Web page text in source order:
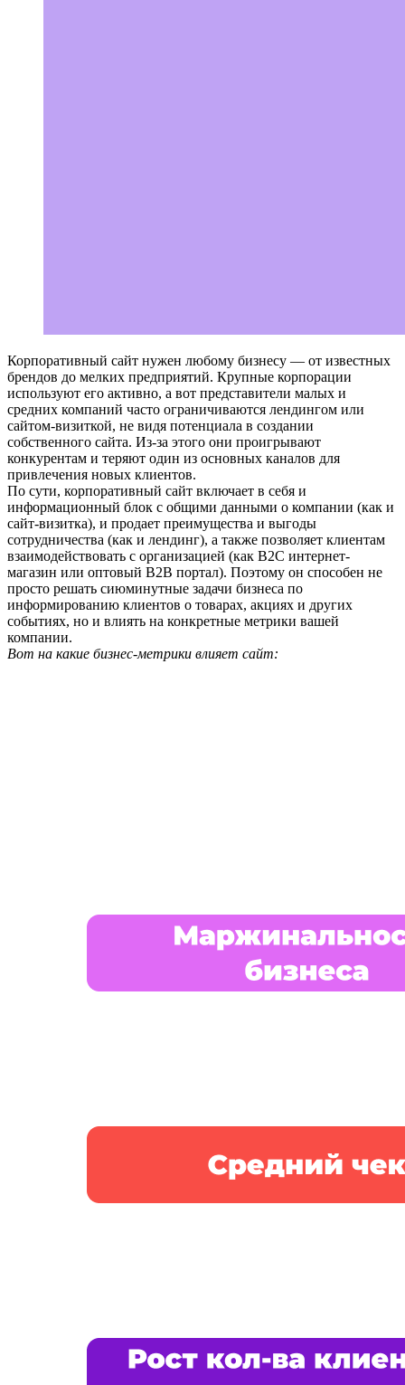
Корпоративный сайт нужен любому бизнесу — от известных
брендов до мелких предприятий. Крупные корпорации
используют его активно, а вот представители малых и
средних компаний часто ограничиваются лендингом или
сайтом-визиткой, не видя потенциала в создании
собственного сайта. Из-за этого они проигрывают
конкурентам и теряют один из основных каналов для
привлечения новых клиентов.
По сути, корпоративный сайт включает в себя и
информационный блок с общими данными о компании (как и
сайт-визитка), и продает преимущества и выгоды
сотрудничества (как и лендинг), а также позволяет клиентам
взаимодействовать с организацией (как B2C интернет-
магазин или оптовый B2B портал). Поэтому он способен не
просто решать сиюминутные задачи бизнеса по
информированию клиентов о товарах, акциях и других
событиях, но и влиять на конкретные метрики вашей
компании.
Вот на какие бизнес-метрики влияет сайт: